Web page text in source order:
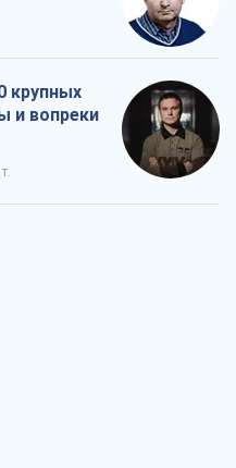
крупных
и вопреки